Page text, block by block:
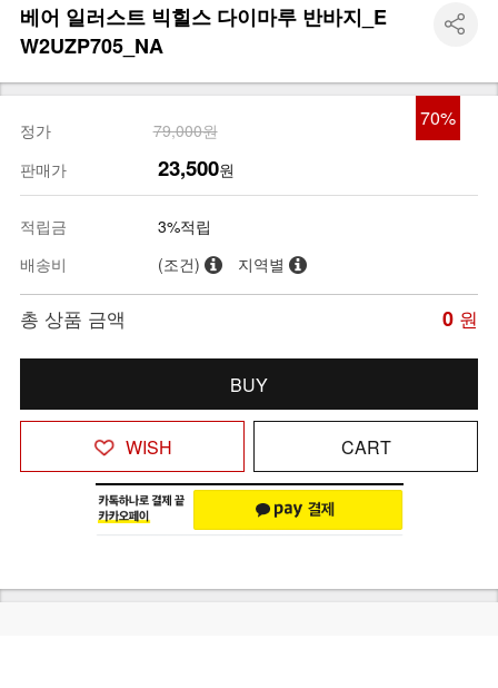
베어 일러스트 빅힐스 다이마루 반바지_E
W2UZP705_NA
70%
정가
79,000원
판매가
23,500원
적립금
3%적립
배송비
(조건) 지역별
총 상품 금액 0 원
BUY
WISH CART